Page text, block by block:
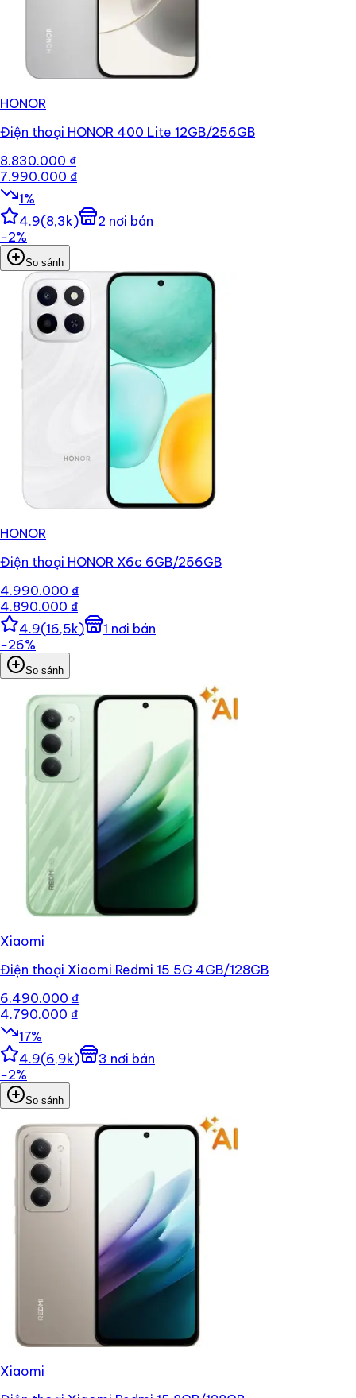
HONOR
Điện thoại HONOR 400 Lite 12GB/256GB
8.830.000 ₫
7.990.000 ₫
1%
4.9(8,3k) 2 nơi bán
−2%
So sánh
HONOR
Điện thoại HONOR X6c 6GB/256GB
4.990.000 ₫
4.890.000 ₫
4.9(16,5k) 1 nơi bán
−26%
So sánh
Xiaomi
Điện thoại Xiaomi Redmi 15 5G 4GB/128GB
6.490.000 ₫
4.790.000 ₫
17%
4.9(6,9k) 3 nơi bán
−2%
So sánh
Xiaomi